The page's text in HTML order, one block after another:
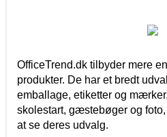
OfficeTrend.dk tilbyder mere
produkter. De har et bredt
emballage, etiketter og
skolestart, gæstebøger og
at se deres udvalg.